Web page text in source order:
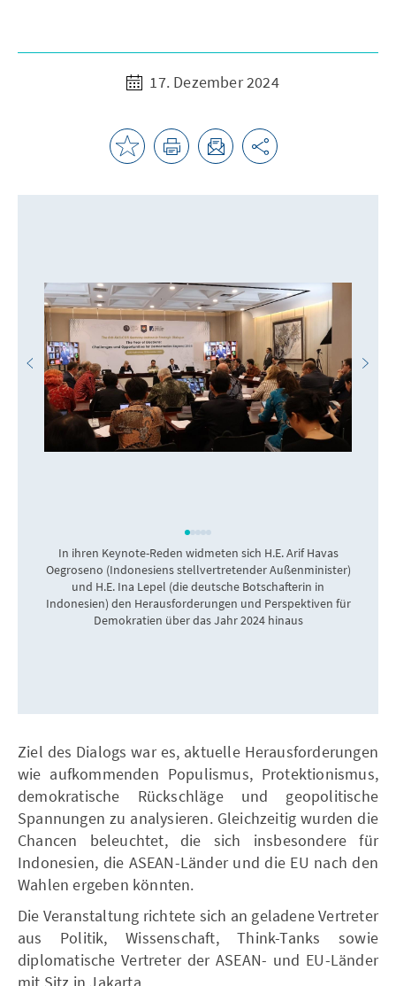
17. Dezember 2024
In ihren Keynote-Reden widmeten sich H.E. Arif Havas
Oegroseno (Indonesiens stellvertretender Außenminister)
und H.E. Ina Lepel (die deutsche Botschafterin in
Indonesien) den Herausforderungen und Perspektiven für
Demokratien über das Jahr 2024 hinaus
Ziel des Dialogs war es, aktuelle Herausforderungen
wie aufkommenden Populismus, Protektionismus,
demokratische Rückschläge und geopolitische
Spannungen zu analysieren. Gleichzeitig wurden die
Chancen beleuchtet, die sich insbesondere für
Indonesien, die ASEAN-Länder und die EU nach den
Wahlen ergeben könnten.
Die Veranstaltung richtete sich an geladene Vertreter
aus Politik, Wissenschaft, Think-Tanks sowie
diplomatische Vertreter der ASEAN- und EU-Länder
mit Sitz in Jakarta.